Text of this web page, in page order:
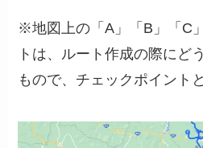
※地図上の「A」「B」「C
トは、ルート作成の際にど
もので、チェックポイント